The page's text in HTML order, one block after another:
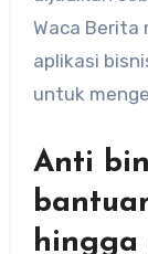
Waca Berita
aplikasi
untuk
Anti